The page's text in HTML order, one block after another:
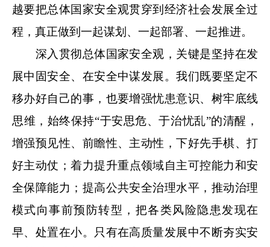
越要把总体国家安全观贯穿到经济社会发展全过
程，真正做到一起谋划、一起部署、一起推进。
深入贯彻总体国家安全观，关键是坚持在发
展中固安全、在安全中谋发展。我们既要坚定不
移办好自己的事，也要增强忧患意识、树牢底线
思维，始终保持“于安思危、于治忧乱”的清醒，
增强预见性、前瞻性、主动性，下好先手棋、打
好主动仗；着力提升重点领域自主可控能力和安
全保障能力；提高公共安全治理水平，推动治理
模式向事前预防转型，把各类风险隐患发现在
早、处置在小。只有在高质量发展中不断夯实安